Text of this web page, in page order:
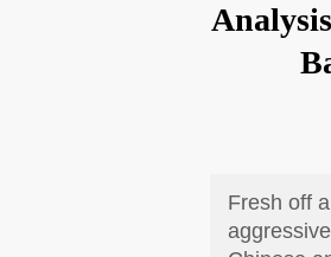
Fresh off